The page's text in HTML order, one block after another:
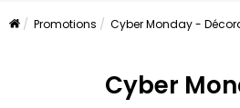
Promotions Cyber Monday -
Cyber